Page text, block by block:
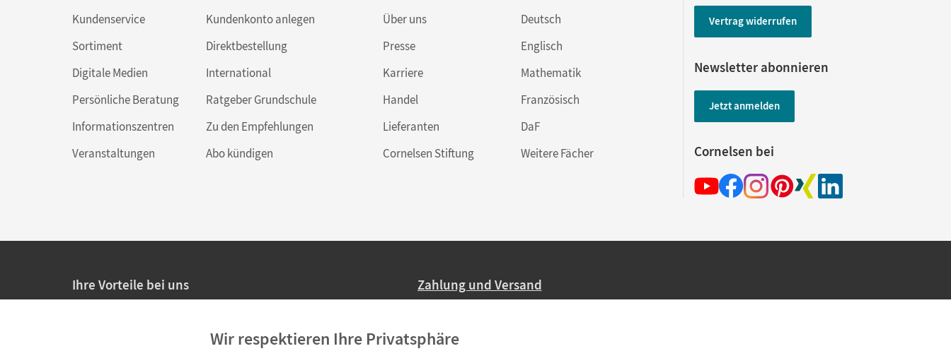
Kundenservice
Sortiment
Digitale Medien
Persönliche Beratung
Informationszentren
Veranstaltungen
Kundenkonto anlegen
Direktbestellung
International
Ratgeber Grundschule
Zu den Empfehlungen
Abo kündigen
Über uns
Presse
Karriere
Handel
Lieferanten
Cornelsen Stiftung
Deutsch
Englisch
Mathematik
Französisch
DaF
Weitere Fächer
Vertrag widerrufen
Newsletter abonnieren
Jetzt anmelden
Cornelsen bei
Ihre Vorteile bei uns Zahlung und Versand
Ab 59,– EUR Bestellwert liefern wir versandkostenfrei innerhalb Deutschlands
Wir respektieren Ihre Privatsphäre